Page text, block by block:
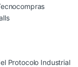
Protocolo Industrial